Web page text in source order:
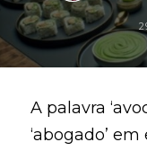
A palavra
‘abogado’